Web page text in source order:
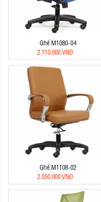
Ghế M1080-04
2.110.000 VNĐ
Ghế M1108-02
2.050.000 VNĐ